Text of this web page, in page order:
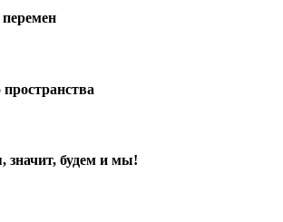
значит, будем и мы!